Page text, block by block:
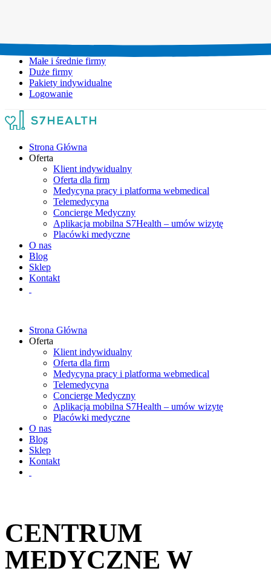
Małe i średnie firmy
Duże firmy
Pakiety indywidualne
Logowanie
Strona Główna
Oferta
Klient indywidualny
Oferta dla firm
Medycyna pracy i platforma webmedical
Telemedycyna
Concierge Medyczny
Aplikacja mobilna S7Health – umów wizytę
Placówki medyczne
O nas
Blog
Sklep
Kontakt
Strona Główna
Oferta
Klient indywidualny
Oferta dla firm
Medycyna pracy i platforma webmedical
Telemedycyna
Concierge Medyczny
Aplikacja mobilna S7Health – umów wizytę
Placówki medyczne
O nas
Blog
Sklep
Kontakt
CENTRUM
MEDYCZNE W